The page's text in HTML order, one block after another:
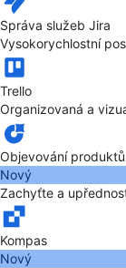
Správa služeb Jira
Vysokorychlostní
Trello
Organizovaná a
Objevování
Nový
Zachyťte a
Kompas
Nový